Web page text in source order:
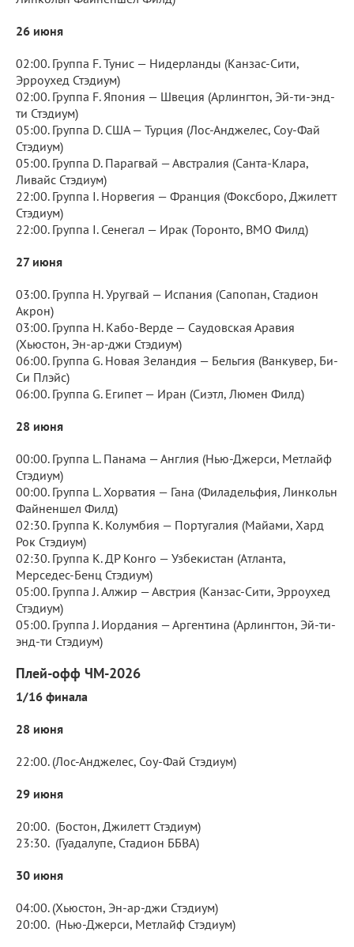
26 июня
02:00. Группа F. Тунис — Нидерланды (Канзас-Сити,
Эрроухед Стэдиум)
02:00. Группа F. Япония — Швеция (Арлингтон, Эй-ти-энд-
ти Стэдиум)
05:00. Группа D. США — Турция (Лос-Анджелес, Соу-Фай
Стэдиум)
05:00. Группа D. Парагвай — Австралия (Санта-Клара,
Ливайс Стэдиум)
22:00. Группа I. Норвегия — Франция (Фоксборо, Джилетт
Стэдиум)
22:00. Группа I. Сенегал — Ирак (Торонто, BMO Филд)
27 июня
03:00. Группа H. Уругвай — Испания (Сапопан, Стадион
Акрон)
03:00. Группа H. Кабо-Верде — Саудовская Аравия
(Хьюстон, Эн-ар-джи Стэдиум)
06:00. Группа G. Новая Зеландия — Бельгия (Ванкувер, Би-
Си Плэйс)
06:00. Группа G. Египет — Иран (Сиэтл, Люмен Филд)
28 июня
00:00. Группа L. Панама — Англия (Нью-Джерси, Метлайф
Стэдиум)
00:00. Группа L. Хорватия — Гана (Филадельфия, Линкольн
Файненшел Филд)
02:30. Группа K. Колумбия — Португалия (Майами, Хард
Рок Стэдиум)
02:30. Группа K. ДР Конго — Узбекистан (Атланта,
Мерседес-Бенц Стэдиум)
05:00. Группа J. Алжир — Австрия (Канзас-Сити, Эрроухед
Стэдиум)
05:00. Группа J. Иордания — Аргентина (Арлингтон, Эй-ти-
энд-ти Стэдиум)
Плей-офф ЧМ-2026
1/16 финала
28 июня
22:00. (Лос-Анджелес, Соу-Фай Стэдиум)
29 июня
20:00. (Бостон, Джилетт Стэдиум)
23:30. (Гуадалупе, Стадион ББВА)
30 июня
04:00. (Хьюстон, Эн-ар-джи Стэдиум)
20:00. (Нью-Джерси, Метлайф Стэдиум)